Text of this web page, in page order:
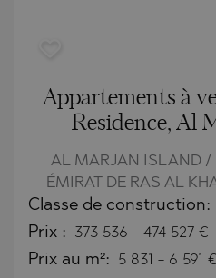
Appartements à
Residence, Al
AL MARJAN ISLAND /
ÉMIRAT DE RAS AL
Classe de construction:
Prix : 373 536 - 474 527 €
Prix au m²: 5 831 - 6 591